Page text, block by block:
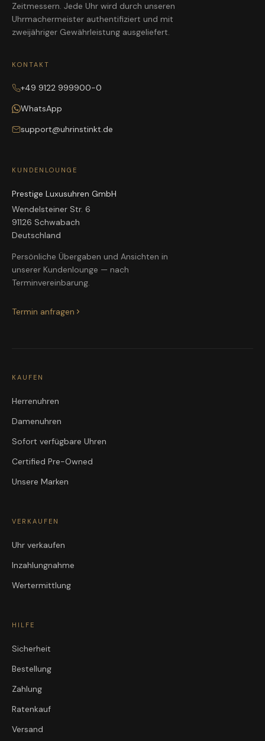
Zeitmessern. Jede Uhr wird durch unseren
Uhrmachermeister authentifiziert und mit
zweijähriger Gewährleistung ausgeliefert.
KONTAKT
+49 9122 999900-0
WhatsApp
support@uhrinstinkt.de
KUNDENLOUNGE
Prestige Luxusuhren GmbH
Wendelsteiner Str. 6
91126 Schwabach
Deutschland
Persönliche Übergaben und Ansichten in
unserer Kundenlounge — nach
Terminvereinbarung.
Termin anfragen
KAUFEN
Herrenuhren
Damenuhren
Sofort verfügbare Uhren
Certified Pre-Owned
Unsere Marken
VERKAUFEN
Uhr verkaufen
Inzahlungnahme
Wertermittlung
HILFE
Sicherheit
Bestellung
Zahlung
Ratenkauf
Versand